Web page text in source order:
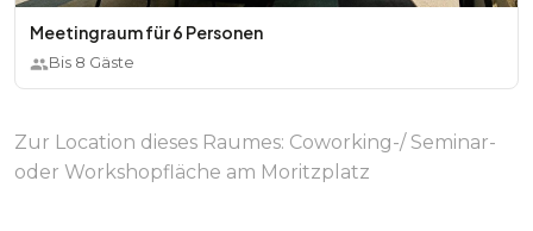
Meetingraum für 6 Personen
Bis 8 Gäste
Zur Location dieses Raumes: Coworking-/ Seminar-
oder Workshopfläche am Moritzplatz